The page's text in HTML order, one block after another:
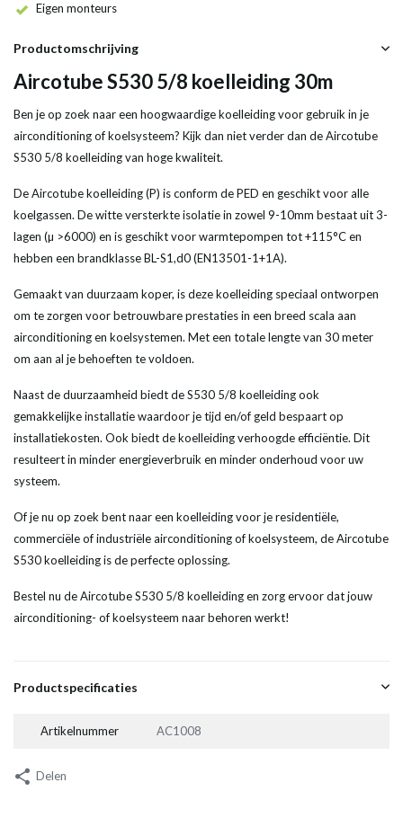
Eigen monteurs
Productomschrijving
Aircotube S530 5/8 koelleiding 30m
Ben je op zoek naar een hoogwaardige koelleiding voor gebruik in je
airconditioning of koelsysteem? Kijk dan niet verder dan de Aircotube
S530 5/8 koelleiding van hoge kwaliteit.
De Aircotube koelleiding (P) is conform de PED en geschikt voor alle
koelgassen. De witte versterkte isolatie in zowel 9-10mm bestaat uit 3-
lagen (µ >6000) en is geschikt voor warmtepompen tot +115°C en
hebben een brandklasse BL-S1,d0 (EN13501-1+1A).
Gemaakt van duurzaam koper, is deze koelleiding speciaal ontworpen
om te zorgen voor betrouwbare prestaties in een breed scala aan
airconditioning en koelsystemen. Met een totale lengte van 30 meter
om aan al je behoeften te voldoen.
Naast de duurzaamheid biedt de S530 5/8 koelleiding ook
gemakkelijke installatie waardoor je tijd en/of geld bespaart op
installatiekosten. Ook biedt de koelleiding verhoogde efficiëntie. Dit
resulteert in minder energieverbruik en minder onderhoud voor uw
systeem.
Of je nu op zoek bent naar een koelleiding voor je residentiële,
commerciële of industriële airconditioning of koelsysteem, de Aircotube
S530 koelleiding is de perfecte oplossing.
Bestel nu de Aircotube S530 5/8 koelleiding en zorg ervoor dat jouw
airconditioning- of koelsysteem naar behoren werkt!
Productspecificaties
Artikelnummer AC1008
Delen